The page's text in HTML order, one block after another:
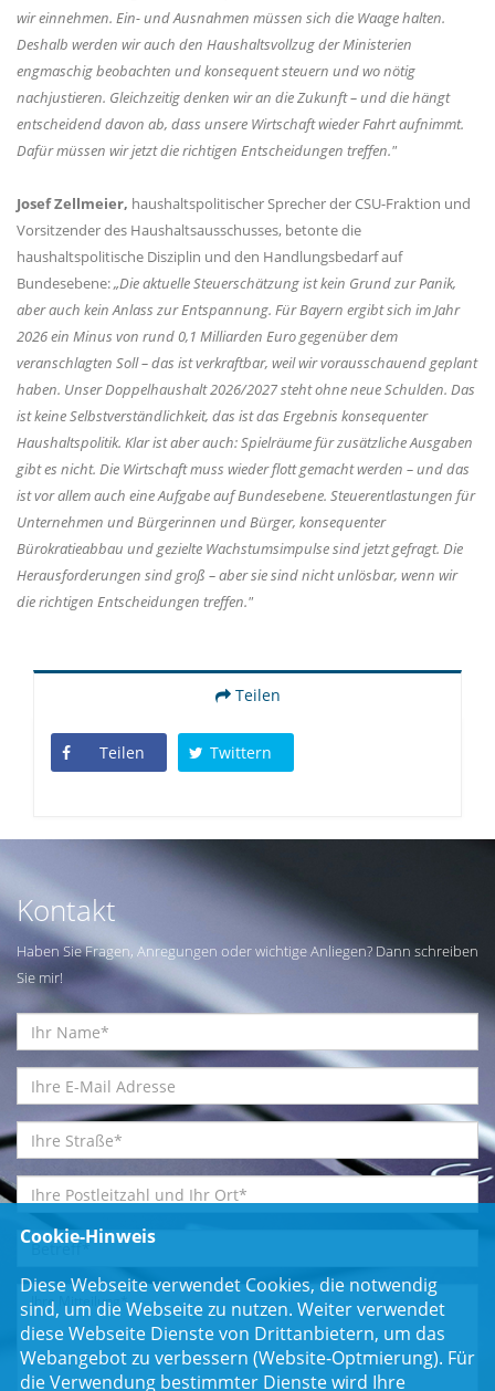
wir einnehmen. Ein- und Ausnahmen müssen sich die Waage halten.
Deshalb werden wir auch den Haushaltsvollzug der Ministerien
engmaschig beobachten und konsequent steuern und wo nötig
nachjustieren. Gleichzeitig denken wir an die Zukunft – und die hängt
entscheidend davon ab, dass unsere Wirtschaft wieder Fahrt aufnimmt.
Dafür müssen wir jetzt die richtigen Entscheidungen treffen."
Josef Zellmeier, haushaltspolitischer Sprecher der CSU-Fraktion und
Vorsitzender des Haushaltsausschusses, betonte die
haushaltspolitische Disziplin und den Handlungsbedarf auf
Bundesebene:Die aktuelle Steuerschätzung ist kein Grund zur Panik,
aber auch kein Anlass zur Entspannung. Für Bayern ergibt sich im Jahr
2026 ein Minus von rund 0,1 Milliarden Euro gegenüber dem
veranschlagten Soll – das ist verkraftbar, weil wir vorausschauend geplant
haben. Unser Doppelhaushalt 2026/2027 steht ohne neue Schulden. Das
ist keine Selbstverständlichkeit, das ist das Ergebnis konsequenter
Haushaltspolitik. Klar ist aber auch: Spielräume für zusätzliche Ausgaben
gibt es nicht. Die Wirtschaft muss wieder flott gemacht werden – und das
ist vor allem auch eine Aufgabe auf Bundesebene. Steuerentlastungen für
Unternehmen und Bürgerinnen und Bürger, konsequenter
Bürokratieabbau und gezielte Wachstumsimpulse sind jetzt gefragt. Die
Herausforderungen sind groß – aber sie sind nicht unlösbar, wenn wir
die richtigen Entscheidungen treffen."
Teilen
Teilen Twittern
Kontakt
Haben Sie Fragen, Anregungen oder wichtige Anliegen? Dann schreiben
Sie mir!
Cookie-Hinweis
Diese Webseite verwendet Cookies, die notwendig
sind, um die Webseite zu nutzen. Weiter verwendet
diese Webseite Dienste von Drittanbietern, um das
Webangebot zu verbessern (Website-Optmierung). Für
die Verwendung bestimmter Dienste wird Ihre